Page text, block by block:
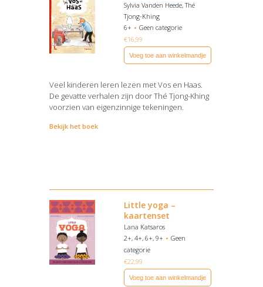
Sylvia Vanden Heede, Thé
Tjong-Khing
6+
Geen categorie
€16,99
Voeg toe aan winkelmandje
Veel kinderen leren lezen met Vos en Haas.
De gevatte verhalen zijn door Thé Tjong-Khing
voorzien van eigenzinnige tekeningen.
Bekijk het boek
Little yoga –
kaartenset
Lana Katsaros
2+, 4+, 6+, 9+
Geen
categorie
€22,99
Voeg toe aan winkelmandje